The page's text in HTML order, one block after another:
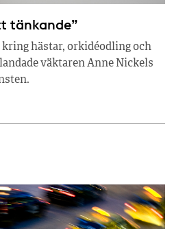
tänkande”
kring hästar, orkidéodling och
väktaren Anne Nickels